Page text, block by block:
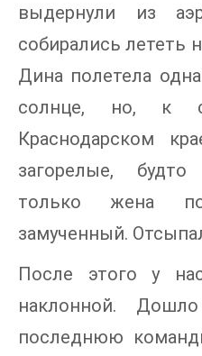
выдернули из
собирались лететь
Дина полетела
солнце, но, к
Краснодарском
загорелые,
только жена
замученный.
После этого у
наклонной.
последнюю